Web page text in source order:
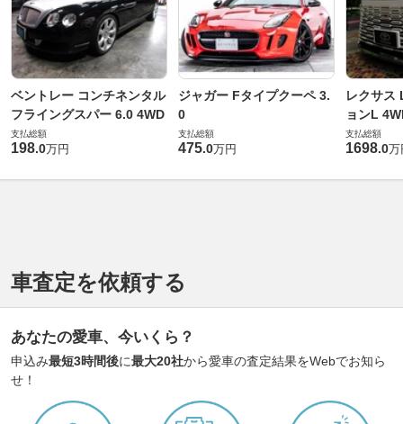
ベントレー コンチネンタル
フライングスパー 6.0 4WD
支払総額
198.0万円
ジャガー Fタイプクーペ 3.
0
支払総額
475.0万円
レクサス
ョンL
支払総額
1698.0万
車査定を依頼する
あなたの愛車、今いくら？
申込み最短3時間後に最大20社から愛車の査定結果をWebでお知ら
せ！